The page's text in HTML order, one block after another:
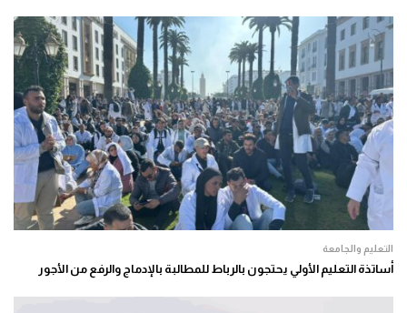
التعليم والجامعة
أساتذة التعليم الأولي يحتجون بالرباط للمطالبة بالإدماج والرفع من الأجور